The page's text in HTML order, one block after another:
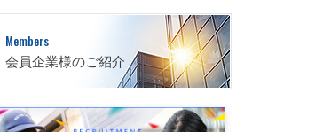
Members
会員企業様のご紹介